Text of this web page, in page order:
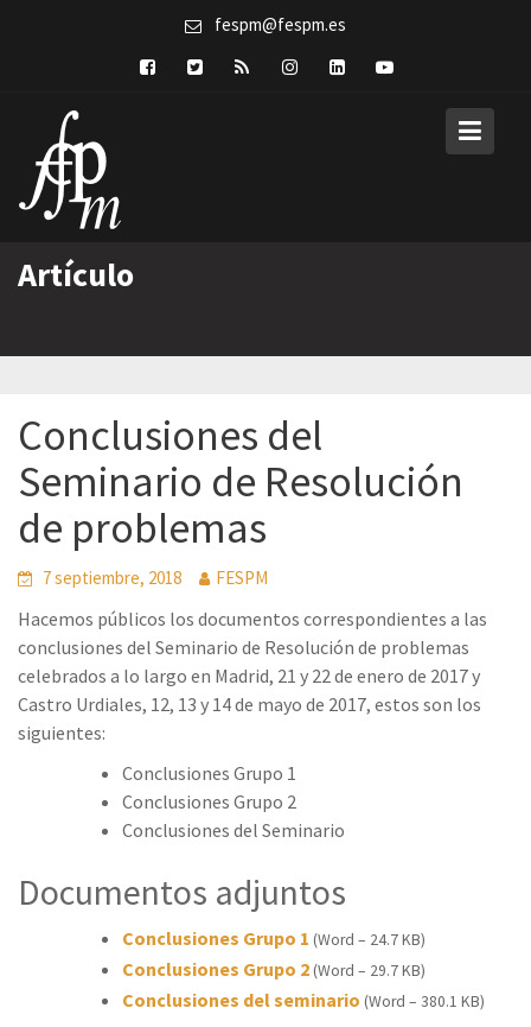
fespm@fespm.es
Artículo
Conclusiones del
Seminario de Resolución
de problemas
7 septiembre, 2018 FESPM
Hacemos públicos los documentos correspondientes a las
conclusiones del Seminario de Resolución de problemas
celebrados a lo largo en Madrid, 21 y 22 de enero de 2017 y
Castro Urdiales, 12, 13 y 14 de mayo de 2017, estos son los
siguientes:
Conclusiones Grupo 1
Conclusiones Grupo 2
Conclusiones del Seminario
Documentos adjuntos
Conclusiones Grupo 1 (Word – 24.7 KB)
Conclusiones Grupo 2 (Word – 29.7 KB)
Conclusiones del seminario (Word – 380.1 KB)